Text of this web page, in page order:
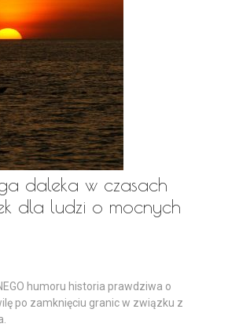
daleka w czasach
dla ludzi o mocnych
humoru historia prawdziwa o
po zamknięciu granic w związku z